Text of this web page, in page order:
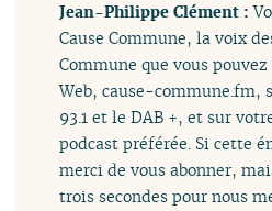
Jean-Philippe Clément :
Cause Commune, la voix
Commune que vous
Web, cause-commune.fm,
93.1 et le DAB +, et sur
podcast préférée. Si cette
merci de vous abonner,
trois secondes pour nous